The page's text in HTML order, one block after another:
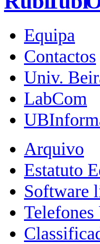
Equipa
Contactos
Univ.
LabCom
Arquivo
Estatuto
Software
Telefones